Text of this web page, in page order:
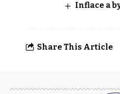
Inflace a
Share This Article